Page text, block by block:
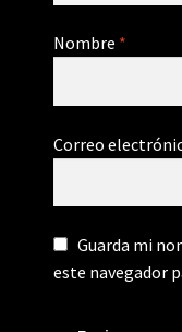
Nombre *
Correo
Guarda mi
este navegador